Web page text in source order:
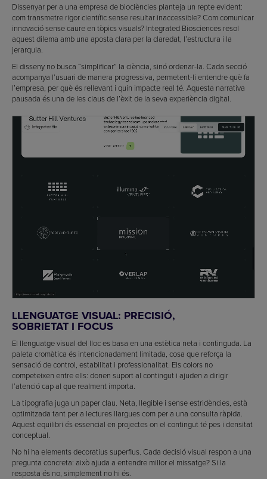
Dissenyar per a una empresa de biociències planteja un repte evident:
com transmetre rigor científic sense resultar inaccessible? Com comunicar
innovació sense caure en tòpics visuals? Integrated Biosciences resol
aquest dilema amb una aposta clara per la claredat, l’estructura i la
jerarquia.
El disseny no busca “simplificar” la ciència, sinó ordenar-la. Cada secció
acompanya l’usuari de manera progressiva, permetent-li entendre què fa
l’empresa, per què és rellevant i quin impacte real té. Aquesta narrativa
pausada és una de les claus de l’èxit de la seva experiència digital.
LLENGUATGE VISUAL: PRECISIÓ,
SOBRIETAT I FOCUS
El llenguatge visual del lloc es basa en una estètica neta i continguda. La
paleta cromàtica és intencionadament limitada, cosa que reforça la
sensació de control, estabilitat i professionalitat. Els colors no
competeixen entre ells: donen suport al contingut i ajuden a dirigir
l’atenció cap al que realment importa.
La tipografia juga un paper clau. Neta, llegible i sense estridències, està
optimitzada tant per a lectures llargues com per a una consulta ràpida.
Aquest equilibri és essencial en projectes on el contingut té pes i densitat
conceptual.
No hi ha elements decoratius superflus. Cada decisió visual respon a una
pregunta concreta: això ajuda a entendre millor el missatge? Si la
resposta és no, simplement no hi és.